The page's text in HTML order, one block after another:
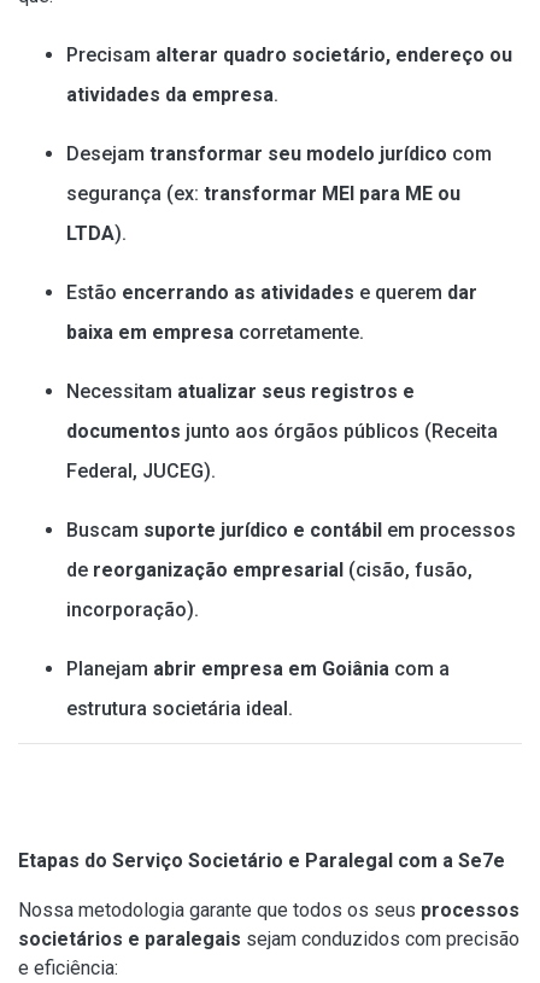
Precisam alterar quadro societário, endereço ou
atividades da empresa.
Desejam transformar seu modelo jurídico com
segurança (ex: transformar MEI para ME ou
LTDA).
Estão encerrando as atividades e querem dar
baixa em empresa corretamente.
Necessitam atualizar seus registros e
documentos junto aos órgãos públicos (Receita
Federal, JUCEG).
Buscam suporte jurídico e contábil em processos
de reorganização empresarial (cisão, fusão,
incorporação).
Planejam abrir empresa em Goiânia com a
estrutura societária ideal.
Etapas do Serviço Societário e Paralegal com a Se7e
Nossa metodologia garante que todos os seus processos
societários e paralegais sejam conduzidos com precisão
e eficiência: